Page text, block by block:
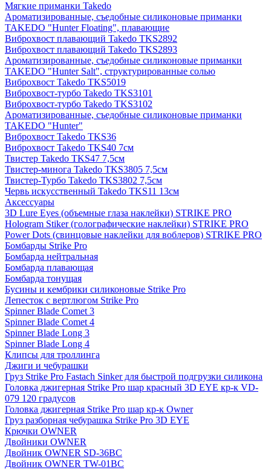
Мягкие приманки Takedo
Ароматизированные, съедобные силиконовые приманки
TAKEDO "Hunter Floating", плавающие
Виброхвост плавающий Takedo TKS2892
Виброхвост плавающий Takedo TKS2893
Ароматизированные, съедобные силиконовые приманки
TAKEDO "Hunter Salt", структурированные солью
Виброхвост Takedo TKS5019
Виброхвост-турбо Takedo TKS3101
Виброхвост-турбо Takedo TKS3102
Ароматизированные, съедобные силиконовые приманки
TAKEDO "Hunter"
Виброхвост Takedo TKS36
Виброхвост Takedo TKS40 7см
Твистер Takedo TKS47 7,5см
Твистер-минога Takedo TKS3805 7,5см
Твистер-Турбо Takedo TKS3802 7,5см
Червь искусственный Takedo TKS11 13см
Аксессуары
3D Lure Eyes (объемные глаза наклейки) STRIKE PRO
Hologram Stiker (голографические наклейки) STRIKE PRO
Power Dots (свинцовые наклейки для воблеров) STRIKE PRO
Бомбарды Strike Pro
Бомбарда нейтральная
Бомбарда плавающая
Бомбарда тонущая
Бусины и кембрики силиконовые Strike Pro
Лепесток с вертлюгом Strike Pro
Spinner Blade Comet 3
Spinner Blade Comet 4
Spinner Blade Long 3
Spinner Blade Long 4
Клипсы для троллинга
Джиги и чебурашки
Груз Strike Pro Fastach Sinker для быстрой подгрузки силикона
Головка джигерная Strike Pro шар красный 3D EYE кр-к VD-
079 120 градусов
Головка джигерная Strike Pro шар кр-к Owner
Груз разборная чебурашка Strike Pro 3D EYE
Крючки OWNER
Двойники OWNER
Двойник OWNER SD-36BC
Двойник OWNER TW-01BC